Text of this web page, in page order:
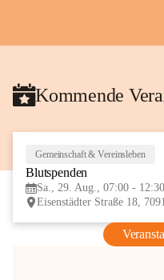
Kommende
Gemeinschaft & Vereinsleben
Blutspenden
Sa., 29. Aug., 07:00 - 12:30